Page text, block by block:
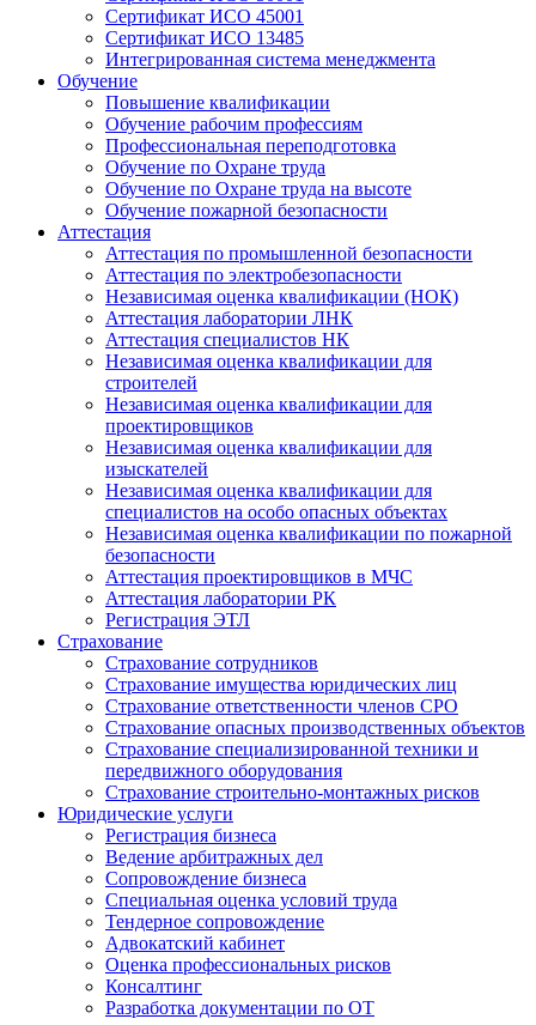
Сертификат ИСО 45001
Сертификат ИСО 13485
Интегрированная система менеджмента
Обучение
Повышение квалификации
Обучение рабочим профессиям
Профессиональная переподготовка
Обучение по Охране труда
Обучение по Охране труда на высоте
Обучение пожарной безопасности
Аттестация
Аттестация по промышленной безопасности
Аттестация по электробезопасности
Независимая оценка квалификации (НОК)
Аттестация лаборатории ЛНК
Аттестация специалистов НК
Независимая оценка квалификации для
строителей
Независимая оценка квалификации для
проектировщиков
Независимая оценка квалификации для
изыскателей
Независимая оценка квалификации для
специалистов на особо опасных объектах
Независимая оценка квалификации по пожарной
безопасности
Аттестация проектировщиков в МЧС
Аттестация лаборатории РК
Регистрация ЭТЛ
Страхование
Страхование сотрудников
Страхование имущества юридических лиц
Страхование ответственности членов СРО
Страхование опасных производственных объектов
Страхование специализированной техники и
передвижного оборудования
Страхование строительно-монтажных рисков
Юридические услуги
Регистрация бизнеса
Ведение арбитражных дел
Сопровождение бизнеса
Специальная оценка условий труда
Тендерное сопровождение
Адвокатский кабинет
Оценка профессиональных рисков
Консалтинг
Разработка документации по ОТ